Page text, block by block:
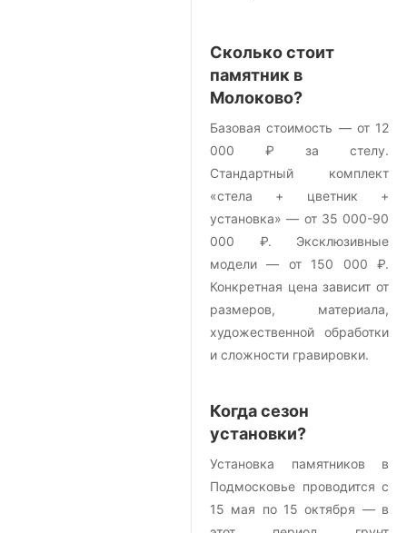
Сколько стоит
памятник в
Молоково?
Базовая стоимость — от 12
000 ₽ за стелу.
Стандартный комплект
«стела + цветник +
установка» — от 35 000-90
000 ₽. Эксклюзивные
модели — от 150 000 ₽.
Конкретная цена зависит от
размеров, материала,
художественной обработки
и сложности гравировки.
Когда сезон
установки?
Установка памятников в
Подмосковье проводится с
15 мая по 15 октября — в